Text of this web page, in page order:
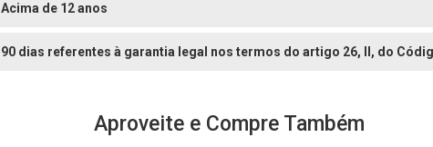
Acima de 12 anos
90 dias referentes à garantia legal nos termos do artigo 26, II, do
Aproveite e Compre Também